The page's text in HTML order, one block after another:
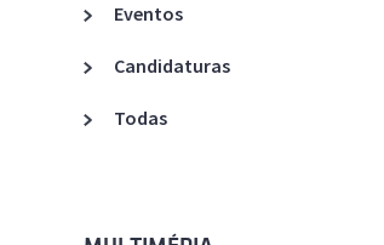
Eventos
Candidaturas
Todas